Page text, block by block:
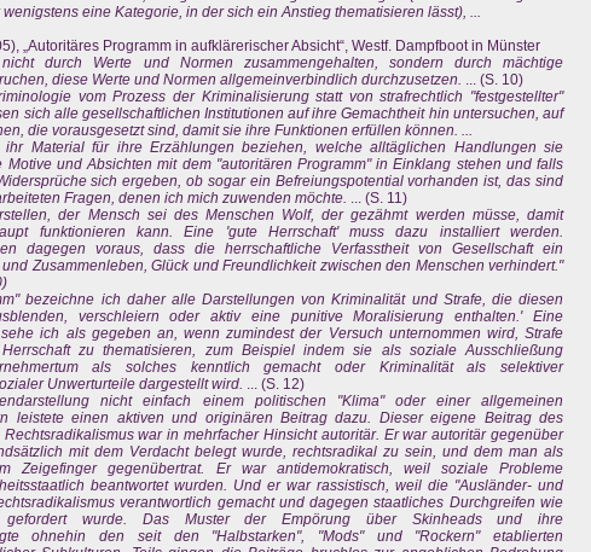
eine Kategorie, in der sich ein Anstieg thematisieren lässt), ...
„Autoritäres Programm in aufklärerischer Absicht“, Westf. Dampfboot in Münster
durch Werte und Normen zusammengehalten, sondern durch mächtige
diese Werte und Normen allgemeinverbindlich durchzusetzen. ... (S. 10)
vom Prozess der Kriminalisierung statt von strafrechtlich "festgestellter"
sich alle gesellschaftlichen Institutionen auf ihre Gemachtheit hin untersuchen, auf
die vorausgesetzt sind, damit sie ihre Funktionen erfüllen können. ...
ihr Material für ihre Erzählungen beziehen, welche alltäglichen Handlungen sie
Motive und Absichten mit dem "autoritären Programm" in Einklang stehen und falls
sich ergeben, ob sogar ein Befreiungspotential vorhanden ist, das sind
Fragen, denen ich mich zuwenden möchte. ... (S. 11)
der Mensch sei des Menschen Wolf, der gezähmt werden müsse, damit
funktionieren kann. Eine 'gute Herrschaft' muss dazu installiert werden.
dagegen voraus, dass die herrschaftliche Verfasstheit von Gesellschaft ein
Zusammenleben, Glück und Freundlichkeit zwischen den Menschen verhindert."
bezeichne ich daher alle Darstellungen von Kriminalität und Strafe, die diesen
verschleiern oder aktiv eine punitive Moralisierung enthalten.' Eine
ich als gegeben an, wenn zumindest der Versuch unternommen wird, Strafe
zu thematisieren, zum Beispiel indem sie als soziale Ausschließung
als solches kenntlich gemacht oder Kriminalität als selektiver
Unwerturteile dargestellt wird. ... (S. 12)
nicht einfach einem politischen "Klima" oder einer allgemeinen
leistete einen aktiven und originären Beitrag dazu. Dieser eigene Beitrag des
war in mehrfacher Hinsicht autoritär. Er war autoritär gegenüber
mit dem Verdacht belegt wurde, rechtsradikal zu sein, und dem man als
Zeigefinger gegenübertrat. Er war antidemokratisch, weil soziale Probleme
beantwortet wurden. Und er war rassistisch, weil die "Ausländer- und
verantwortlich gemacht und dagegen staatliches Durchgreifen wie
gefordert wurde. Das Muster der Empörung über Skinheads und ihre
ohnehin den seit den "Halbstarken", "Mods" und "Rockern" etablierten